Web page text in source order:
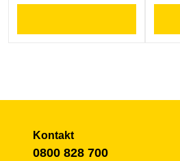
Kontakt
0800 828 700